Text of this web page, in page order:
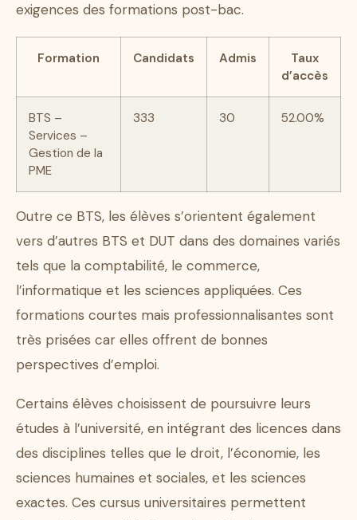
exigences des formations post-bac.
Formation Candidats Admis
Taux
d’accès
BTS –
Services –
Gestion de la
PME
333 30 52.00%
Outre ce BTS, les élèves s’orientent également
vers d’autres BTS et DUT dans des domaines variés
tels que la comptabilité, le commerce,
l’informatique et les sciences appliquées. Ces
formations courtes mais professionnalisantes sont
très prisées car elles offrent de bonnes
perspectives d’emploi.
Certains élèves choisissent de poursuivre leurs
études à l’université, en intégrant des licences dans
des disciplines telles que le droit, l’économie, les
sciences humaines et sociales, et les sciences
exactes. Ces cursus universitaires permettent